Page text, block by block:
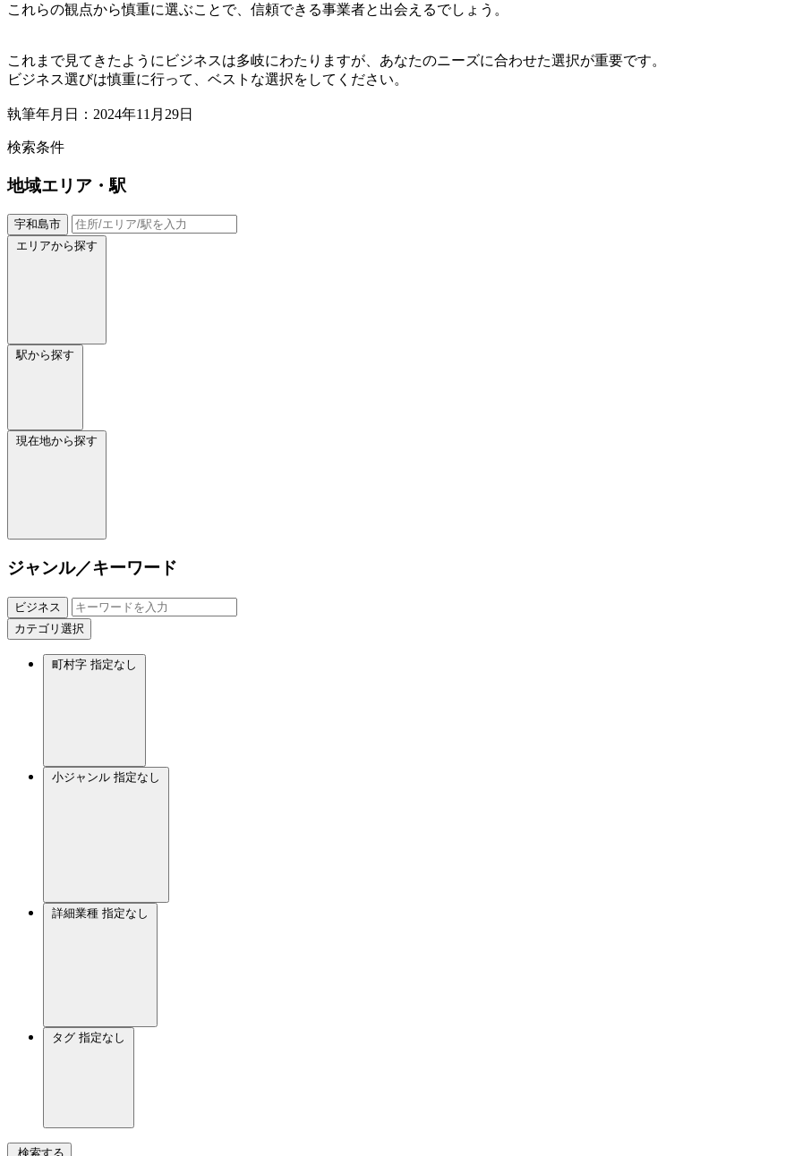
これらの観点から慎重に選ぶことで、信頼できる事業者と出会えるでしょう。
これまで見てきたようにビジネスは多岐にわたりますが、あなたのニーズに合わせた選択が重要です。
ビジネス選びは慎重に行って、ベストな選択をしてください。
執筆年月日：2024年11月29日
検索条件
地域エリア・駅
宇和島市
エリアから探す
駅から探す
現在地から探す
ジャンル／キーワード
ビジネス
カテゴリ選択
町村字 指定なし
小ジャンル 指定なし
詳細業種 指定なし
タグ 指定なし
検索する